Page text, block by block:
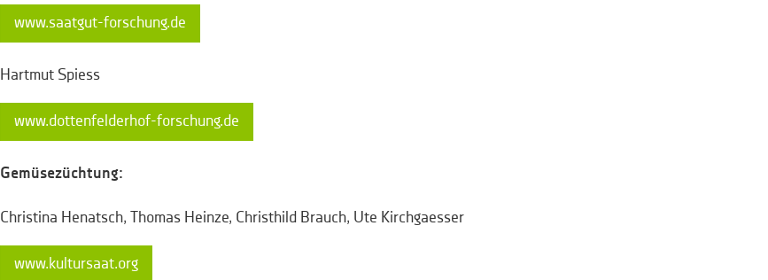
www.saatgut-forschung.de
Hartmut Spiess
www.dottenfelderhof-forschung.de
Gemüsezüchtung:
Christina Henatsch, Thomas Heinze, Christhild Brauch, Ute Kirchgaesser
www.kultursaat.org